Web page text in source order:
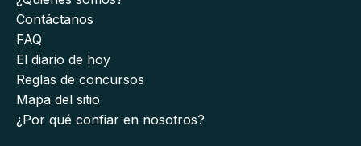
Contáctanos
FAQ
El diario de hoy
Reglas de concursos
Mapa del sitio
¿Por qué confiar en nosotros?